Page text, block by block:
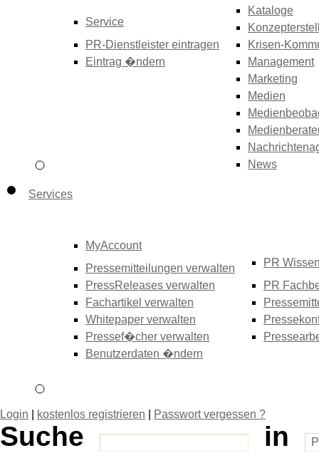
Service
PR-Dienstleister eintragen
Eintrag �ndern
Kataloge
Krisen-
Management
Marketing
Medien
News
Services
MyAccount
Pressemitteilungen verwalten
PressReleases verwalten
Fachartikel verwalten
Whitepaper verwalten
Pressef�cher verwalten
Benutzerdaten �ndern
PR
PR
Login kostenlos registrieren Passwort vergessen ?
Suche
in